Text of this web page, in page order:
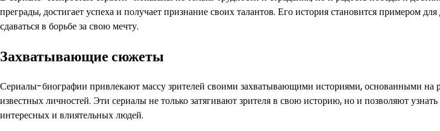
преграды, достигает успеха и получает признание своих талантов. Его история становится примером
сдаваться в борьбе за свою мечту.
Захватывающие сюжеты
Сериалы-биографии привлекают массу зрителей своими захватывающими историями, основанными на
известных личностей. Эти сериалы не только затягивают зрителя в свою историю, но и позволяют
интересных и влиятельных людей.